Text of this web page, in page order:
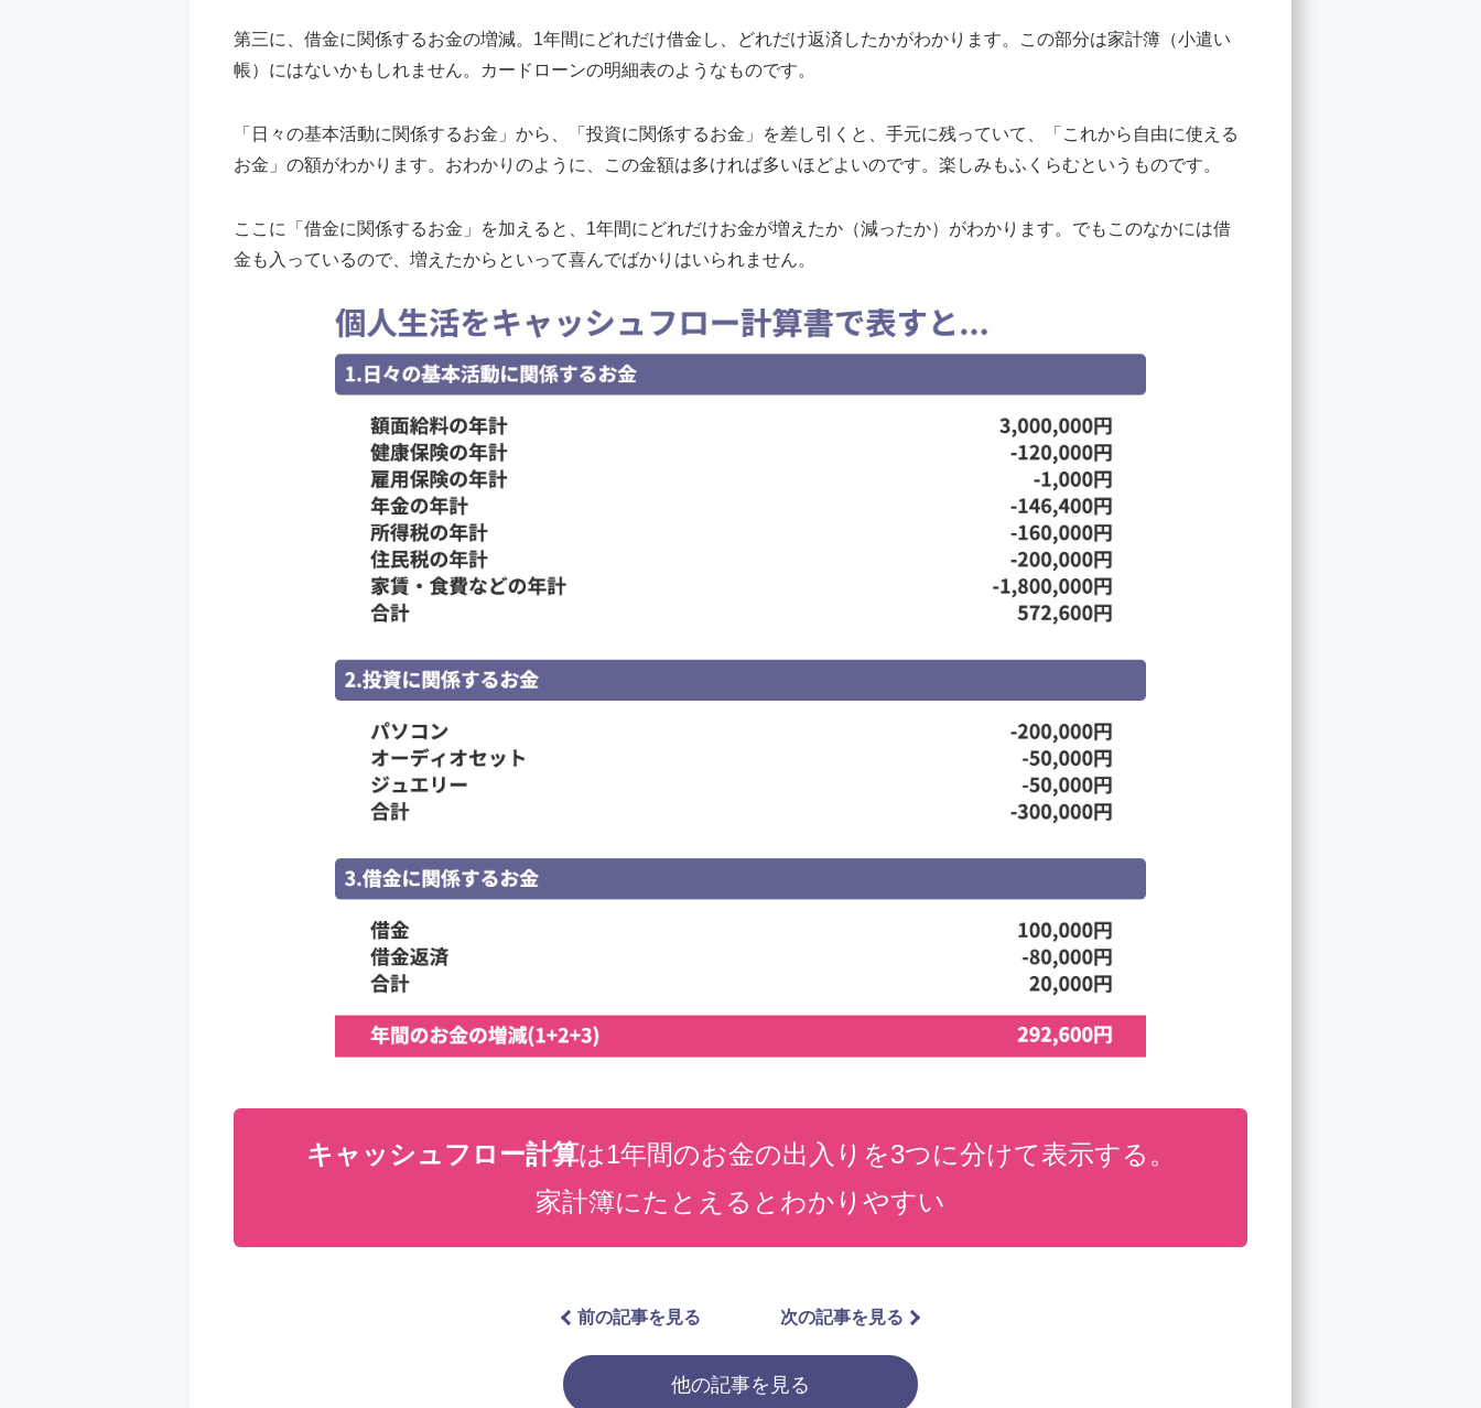
第三に、借金に関係するお金の増減。1年間にどれだけ借金し、どれだけ返済したかがわかります。この部分は家計簿（小遣い
帳）にはないかもしれません。カードローンの明細表のようなものです。
「日々の基本活動に関係するお金」から、「投資に関係するお金」を差し引くと、手元に残っていて、「これから自由に使える
お金」の額がわかります。おわかりのように、この金額は多ければ多いほどよいのです。楽しみもふくらむというものです。
ここに「借金に関係するお金」を加えると、1年間にどれだけお金が増えたか（減ったか）がわかります。でもこのなかには借
金も入っているので、増えたからといって喜んでばかりはいられません。
キャッシュフロー計算は1年間のお金の出入りを3つに分けて表示する。
家計簿にたとえるとわかりやすい
前の記事を見る 次の記事を見る
他の記事を見る